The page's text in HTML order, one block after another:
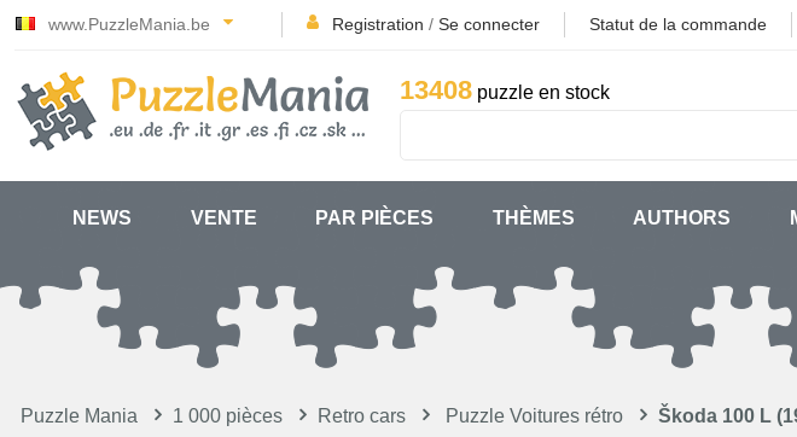
www.PuzzleMania.be Registration / Se connecter Statut de la commande
13408 puzzle en stock
NEWS VENTE PAR PIÈCES THÈMES AUTHORS
Puzzle Mania 1 000 pièces Retro cars Puzzle Voitures rétro Škoda 100 L